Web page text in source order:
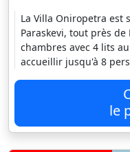
La Villa Oniropetra est
Paraskevi, tout près
chambres avec 4 lits
accueillir jusqu'à 8 pers
le